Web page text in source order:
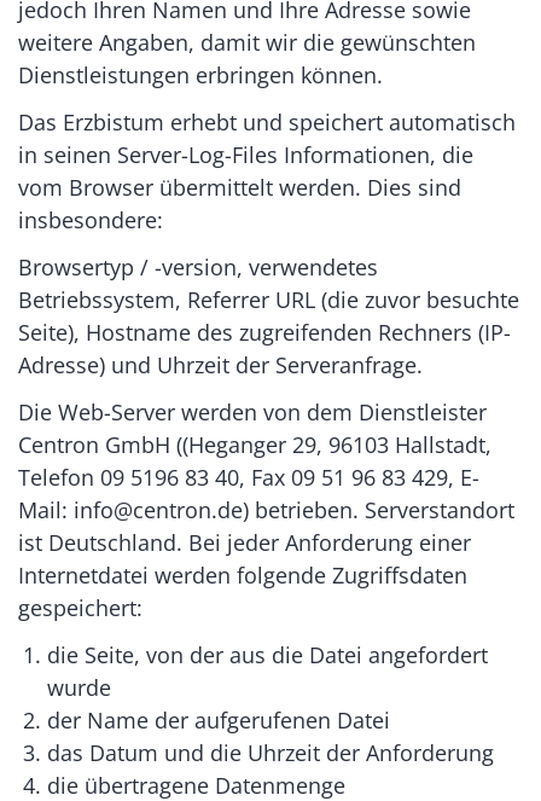
jedoch Ihren Namen und Ihre Adresse sowie
weitere Angaben, damit wir die gewünschten
Dienstleistungen erbringen können.
Das Erzbistum erhebt und speichert automatisch
in seinen Server-Log-Files Informationen, die
vom Browser übermittelt werden. Dies sind
insbesondere:
Browsertyp / -version, verwendetes
Betriebssystem, Referrer URL (die zuvor besuchte
Seite), Hostname des zugreifenden Rechners (IP-
Adresse) und Uhrzeit der Serveranfrage.
Die Web-Server werden von dem Dienstleister
Centron GmbH ((Heganger 29, 96103 Hallstadt,
Telefon 09 5196 83 40, Fax 09 51 96 83 429, E-
Mail: info@centron.de) betrieben. Serverstandort
ist Deutschland. Bei jeder Anforderung einer
Internetdatei werden folgende Zugriffsdaten
gespeichert:
die Seite, von der aus die Datei angefordert
wurde
der Name der aufgerufenen Datei
das Datum und die Uhrzeit der Anforderung
die übertragene Datenmenge